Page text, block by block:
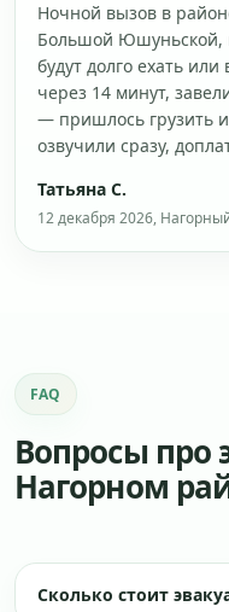
Ночной вызов в
Большой Юшуньской,
будут долго ехать
через 14 минут,
— пришлось грузить
озвучили сразу,
Татьяна С.
12 декабря 2026,
FAQ
Вопросы про
Нагорном
Сколько стоит